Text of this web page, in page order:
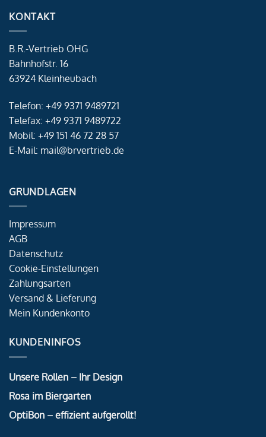
KONTAKT
B.R.-Vertrieb OHG
Bahnhofstr. 16
63924 Kleinheubach
Telefon: +49 9371 9489721
Telefax: +49 9371 9489722
Mobil: +49 151 46 72 28 57
E-Mail: mail@brvertrieb.de
GRUNDLAGEN
Impressum
AGB
Datenschutz
Cookie-Einstellungen
Zahlungsarten
Versand & Lieferung
Mein Kundenkonto
KUNDENINFOS
Unsere Rollen – Ihr Design
Rosa im Biergarten
OptiBon – effizient aufgerollt!